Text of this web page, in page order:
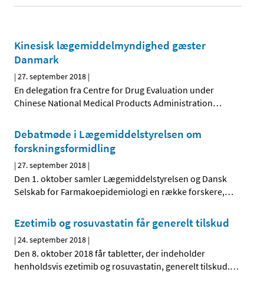
Kinesisk lægemiddelmyndighed gæster
Danmark
|27. september 2018 |
En delegation fra Centre for Drug Evaluation under
Chinese National Medical Products Administration…
Debatmøde i Lægemiddelstyrelsen om
forskningsformidling
|27. september 2018 |
Den 1. oktober samler Lægemiddelstyrelsen og Dansk
Selskab for Farmakoepidemiologi en række forskere,…
Ezetimib og rosuvastatin får generelt tilskud
|24. september 2018 |
Den 8. oktober 2018 får tabletter, der indeholder
henholdsvis ezetimib og rosuvastatin, generelt tilskud.…